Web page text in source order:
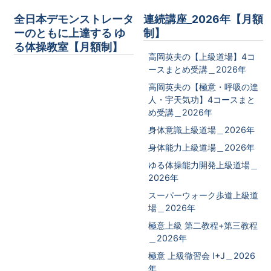
全日本デモンストレータ
ーのともに上達する ゆ
る体操教室【月額制】
連続講座_2026年【月額
制】
高岡英夫の【上級道場】4コ
ースまとめ受講＿2026年
高岡英夫の【極意・呼吸の達
人・宇天気功】4コースまと
め受講＿2026年
身体意識上級道場＿2026年
身体能力上級道場＿2026年
ゆる体操能力開発上級道場＿
2026年
スーパーウォーク歩道上級道
場＿2026年
極意上級 第二教程+第三教程
＿2026年
極意 上級徹習会 I+J＿2026
年